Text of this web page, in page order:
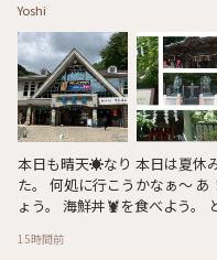
Yoshi
本日も晴天☀️なり 本日は夏休み🌻少し早いお盆休みをいただきまし
た。 何処に行こうかなぁ〜 あ！海🌊に行こう。夏と言ったら海🌊でし
ょう。 海鮮丼🦞を食べよう。
海🌊の逆は何かしら😕そうだ
15時間前